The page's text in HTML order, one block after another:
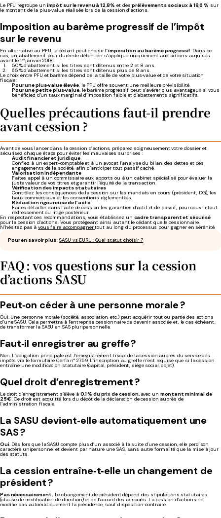
Le PFU regroupe un impôt sur le revenu à 12,8 % et desprélèvements sociaux à 18,6 % sur
le montant de la plus‑value réalisée lors de la cession d’actions.
Imposition au barème progressif de l’impôt
sur le revenu
En alternative au PFU, le cédant peut choisirl’imposition au barème progressif. Dans ce
cas, un abattement pour durée de détention s’applique uniquement aux actions acquises
avant le 1ᵉʳ janvier 2018 :
50 % d’abattement si les titres sont détenus entre 2 et 8 ans.
65 % d’abattement si les titres sont détenus plus de 8 ans.
Le choix entre PFU et barème dépend de la taille de votre plus‑value et de votre situation
fiscale :
Pour une plus‑value élevée, le PFU offre souvent une meilleure prévisibilité.
Pour une petite plus‑value,le barème progressif peut s’avérer plus avantageux si vous
bénéficiez d’un taux marginal d’imposition faible et d’abattements significatifs.
Quelles précautions faut-il prendre
avant cession ?
Avant de vous lancer dans la cession d’actions, préparez soigneusement votre dossier et
sécurisez chaque étape pour éviter les mauvaises surprises :
Audit financier et juridique
Confiez à un expert-comptable et à un avocat l’analyse du bilan, des dettes et des
engagements de la société, afin d’anticiper tout passif caché.
Valorisation indépendante
Faites appel à un commissaire aux apports ou à un cabinet spécialisé pour évaluer la
juste valeur de vos titres et garantir l’équité de la transaction.
Vérification des impacts statutaires
Contrôlez les conséquences de la cession sur les mandats en cours (président, DG), les
baux commerciaux et les conventions réglementées.
Rédaction rigoureuse de l’acte
Faites détailler dans l’acte de cession les garanties d’actif et de passif, pour couvrir tout
redressement ou litige postérieur.
En respectant ces recommandations, vous établissez un cadre transparent et sécurisé
pour la cession d'actions. Vous protégeant ainsi autant le cédant que le cessionnaire.
N’hésitez pas àvous faire accompagnertout au long du processus pour gagner en sérénité.
Pour en savoir plus :SASU vs EURL : Quel statut choisir ?
FAQ : vos questions sur la cession
d’actions SASU
Peut‑on céder à une personne morale ?
Oui. Une personne morale (société, association, etc.) peut acquérir tout ou partie des actions
d’une SASU. Cela permettra à l’entreprise cessionnaire de devenir associée et, le cas échéant,
de transformer la SASU en SAS pluripersonnelle.
Faut‑il enregistrer au greffe ?
Non. L’obligation principale est l’enregistrement fiscal de la cession auprès du service des
impôts via le formulaire Cerfa n° 2759. L’inscription au greffe n’est requise que si la cession
entraîne une modification statutaire (capital, président, siège social, objet).
Quel droit d’enregistrement ?
Le droit d’enregistrement s’élève à 0,1 % du prix de cession, avec un montant minimal de
25 €. Ce droit est acquitté lors du dépôt de la déclaration de cession auprès de
l’administration fiscale.
La SASU devient‑elle automatiquement une
SAS ?
Oui. Dès lors que la SASU compte plus d’un associé à la suite d’une cession, elle perd son
caractère unipersonnel et devient par nature une SAS, sans autre formalité que la mise à jour
des statuts.
La cession entraîne‑t‑elle un changement de
président ?
Pas nécessairement. Le changement de président dépend des stipulations statutaires
(clause de modification de direction) et de l’accord des associés. La cession d’actions ne
modifie pas automatiquement la présidence, sauf disposition contraire.